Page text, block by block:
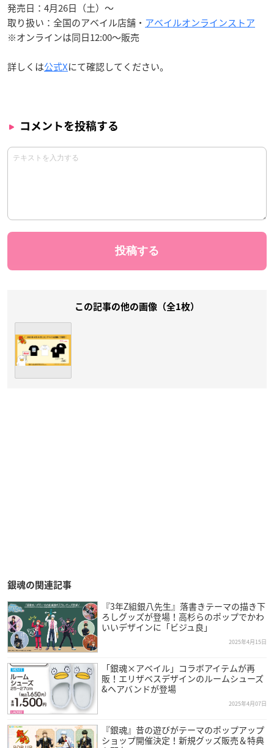
発売日：4月26日（土）〜
取り扱い：全国のアベイル店舗・ アベイルオンラインストア
※オンラインは同日12:00〜販売
詳しくは公式Xにて確認してください。
コメントを投稿する
この記事の他の画像（全1枚）
銀魂の関連記事
『3年Z組銀八先生』落書きテーマの描き下
ろしグッズが登場！高杉らのポップでかわ
いいデザインに「ビジュ良」
2025年4月15日
「銀魂×アベイル」コラボアイテムが再
販！エリザベスデザインのルームシューズ
&ヘアバンドが登場
2025年4月07日
『銀魂』昔の遊びがテーマのポップアップ
ショップ開催決定！新規グッズ販売＆特典